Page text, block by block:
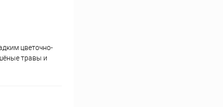
цветочно-
травы и